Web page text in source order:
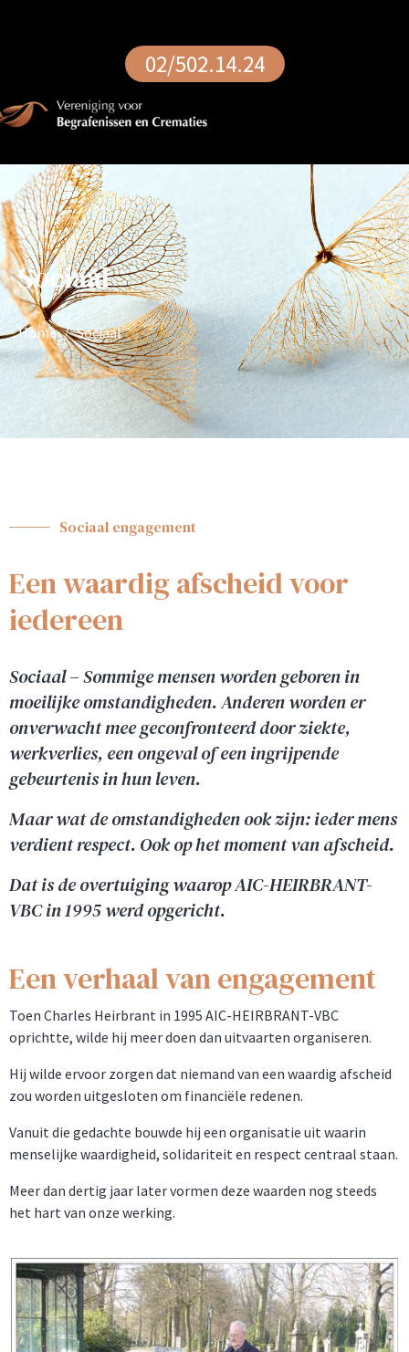
02/502.14.24
Sociaal
Home Sociaal
Sociaal engagement
Een waardig afscheid voor
iedereen
Sociaal – Sommige mensen worden geboren in
moeilijke omstandigheden. Anderen worden er
onverwacht mee geconfronteerd door ziekte,
werkverlies, een ongeval of een ingrijpende
gebeurtenis in hun leven.
Maar wat de omstandigheden ook zijn: ieder mens
verdient respect. Ook op het moment van afscheid.
Dat is de overtuiging waarop AIC-HEIRBRANT-
VBC in 1995 werd opgericht.
Een verhaal van engagement
Toen Charles Heirbrant in 1995 AIC-HEIRBRANT-VBC
oprichtte, wilde hij meer doen dan uitvaarten organiseren.
Hij wilde ervoor zorgen dat niemand van een waardig afscheid
zou worden uitgesloten om financiële redenen.
Vanuit die gedachte bouwde hij een organisatie uit waarin
menselijke waardigheid, solidariteit en respect centraal staan.
Meer dan dertig jaar later vormen deze waarden nog steeds
het hart van onze werking.